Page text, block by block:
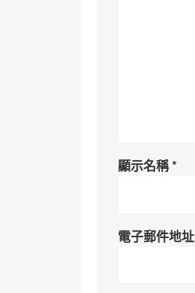
顯示名稱*
電子郵件地址